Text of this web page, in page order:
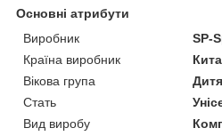
Основні атрибути
Виробник
SP-
Країна виробник
Вікова група
Стать
Вид виробу